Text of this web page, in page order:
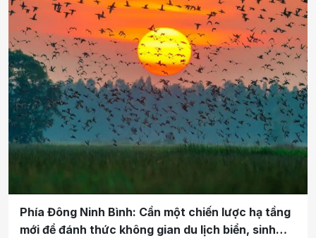
Phía Đông Ninh Bình: Cần một chiến lược hạ tầng
mới để đánh thức không gian du lịch biển, sinh